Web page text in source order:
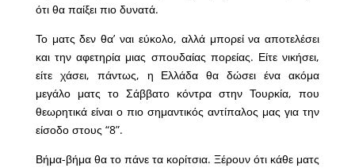
ότι θα παίξει πιο δυνατά.
Το ματς δεν θα’ ναι εύκολο, αλλά μπορεί να αποτελέσει
και την αφετηρία μιας σπουδαίας πορείας. Είτε νικήσει,
είτε χάσει, πάντως, η Ελλάδα θα δώσει ένα ακόμα
μεγάλο ματς το Σάββατο κόντρα στην Τουρκία, που
θεωρητικά είναι ο πιο σημαντικός αντίπαλος μας για την
είσοδο στους “8”.
Βήμα-βήμα θα το πάνε τα κορίτσια. Ξέρουν ότι κάθε ματς